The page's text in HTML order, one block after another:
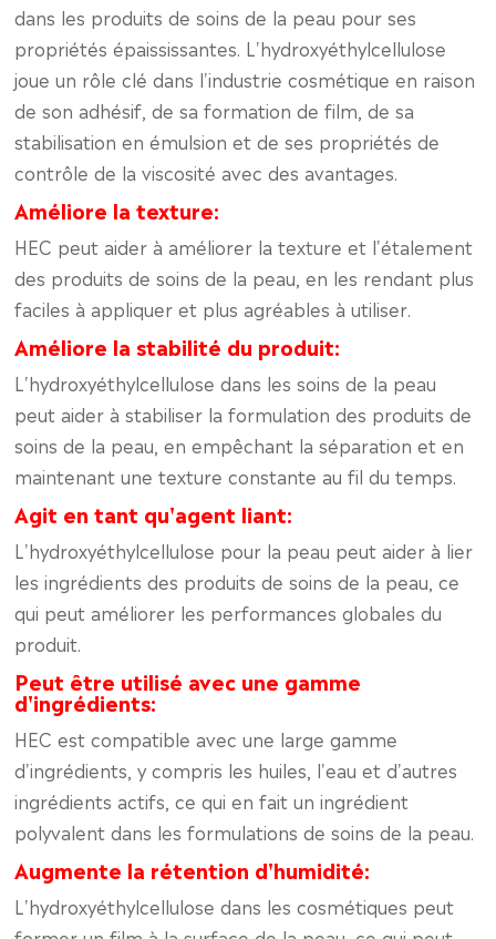
dans les produits de soins de la peau pour ses
propriétés épaississantes. L'hydroxyéthylcellulose
joue un rôle clé dans l'industrie cosmétique en raison
de son adhésif, de sa formation de film, de sa
stabilisation en émulsion et de ses propriétés de
contrôle de la viscosité avec des avantages.
Améliore la texture:
HEC peut aider à améliorer la texture et l'étalement
des produits de soins de la peau, en les rendant plus
faciles à appliquer et plus agréables à utiliser.
Améliore la stabilité du produit:
L'hydroxyéthylcellulose dans les soins de la peau
peut aider à stabiliser la formulation des produits de
soins de la peau, en empêchant la séparation et en
maintenant une texture constante au fil du temps.
Agit en tant qu'agent liant:
L'hydroxyéthylcellulose pour la peau peut aider à lier
les ingrédients des produits de soins de la peau, ce
qui peut améliorer les performances globales du
produit.
Peut être utilisé avec une gamme
d'ingrédients:
HEC est compatible avec une large gamme
d'ingrédients, y compris les huiles, l'eau et d'autres
ingrédients actifs, ce qui en fait un ingrédient
polyvalent dans les formulations de soins de la peau.
Augmente la rétention d'humidité:
L'hydroxyéthylcellulose dans les cosmétiques peut